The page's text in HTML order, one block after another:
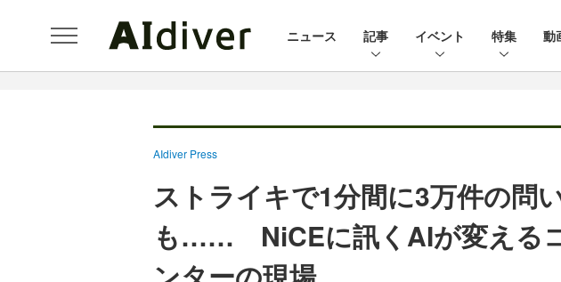
ニュース 記事 イベント 特集 動
AIdiver Press
ストライキで1分間に3万件の問
も…… NiCEに訊くAIが変える